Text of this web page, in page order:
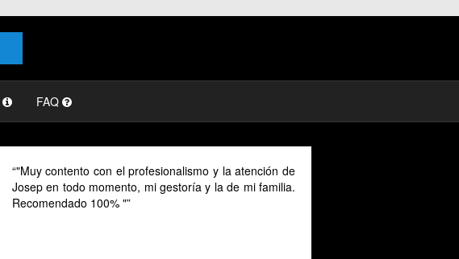
FAQ
"Muy contento con el profesionalismo y la atención de
Josep en todo momento, mi gestoría y la de mi familia.
Recomendado 100% "